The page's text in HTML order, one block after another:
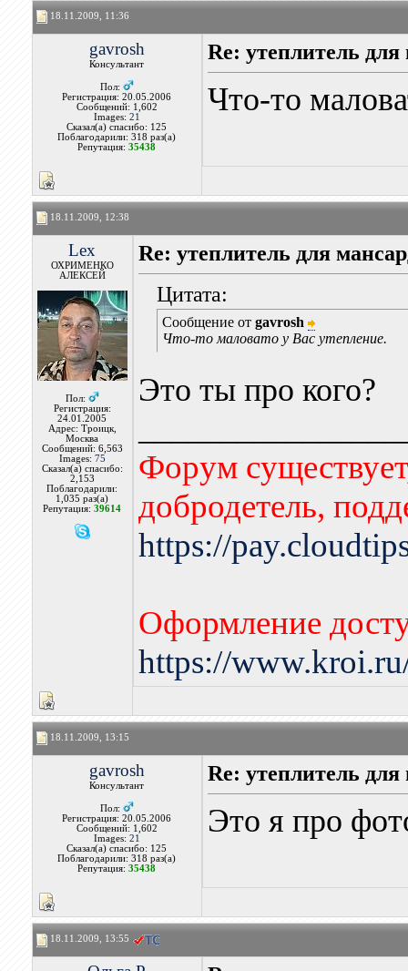
18.11.2009, 11:36
gavrosh
Консультант
Пол:
Регистрация: 20.05.2006
Сообщений: 1,602
Images: 21
Сказал(а) спасибо: 125
Поблагодарили: 318 раз(а)
Репутация:35438
Re: утеплитель
Что-то
18.11.2009, 12:38
Lex
ОХРИМЕНКО
АЛЕКСЕЙ
Пол:
Регистрация:
24.01.2005
Адрес: Троицк,
Москва
Сообщений: 6,563
Images: 75
Сказал(а) спасибо:
2,153
Поблагодарили:
1,035 раз(а)
Репутация:39614
Re: утеплитель для
Цитата:
Сообщение от gavrosh
Что-то маловато у Вас утепление.
Это ты про кого?
Форум
добродетель,
https://
Оформление
https://
18.11.2009, 13:15
gavrosh
Консультант
Пол:
Регистрация: 20.05.2006
Сообщений: 1,602
Images: 21
Сказал(а) спасибо: 125
Поблагодарили: 318 раз(а)
Репутация:35438
Re: утеплитель
Это я про
18.11.2009, 13:55